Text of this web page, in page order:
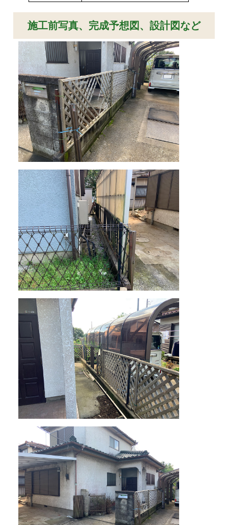
施工前写真、完成予想図、設計図など